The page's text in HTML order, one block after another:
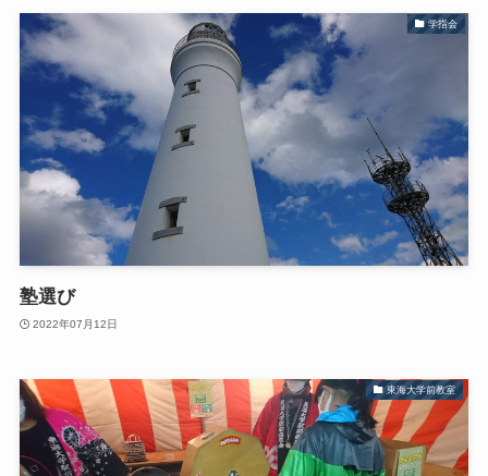
学指会
塾選び
2022年07月12日
東海大学前教室